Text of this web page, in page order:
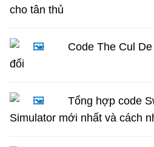
cho tân thủ
Code The Cul
đổi
Tổng hợp code
Simulator mới nhất và cách